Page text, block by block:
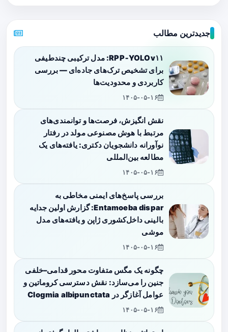
جدیدترین مطالب
RPP‑YOLOv۱۱: مدل ترکیبی چندطیفی
برای تشخیص ترک‌های جاده‌ای — بررسی
کاربردی و محدودیت‌ها
۱۴۰۵-۰۵-۱۶
نقش انگیزش، فرصت‌ها و توانمندی‌های
مرتبط با هوش مصنوعی مولد در رفتار
نوآورانه دانشجویان دکتری: یافته‌های یک
مطالعه بین‌المللی
۱۴۰۵-۰۵-۱۶
بررسی پاسخ‌های ایمنی مخاطی به
Entamoeba dispar: گزارش اولین جدایه
بالینی داخل‌کشوری ژاپن و یافته‌های مدل
موشی
۱۴۰۵-۰۵-۱۶
چگونه یک مگس متفاوت محور قدامی–خلفی
جنین را می‌سازد: نقش دسترسی کروماتین و
عوامل آغازگر در Clogmia albipunctata
۱۴۰۵-۰۵-۱۶